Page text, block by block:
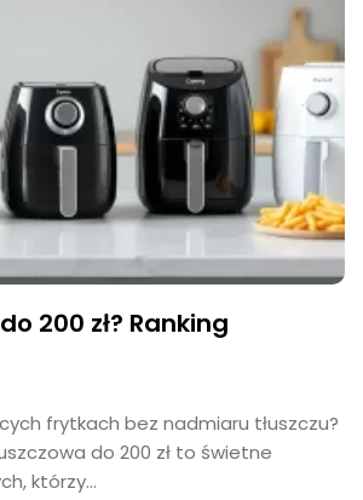
200 zł? Ranking
frytkach bez nadmiaru tłuszczu?
do 200 zł to świetne
którzy...